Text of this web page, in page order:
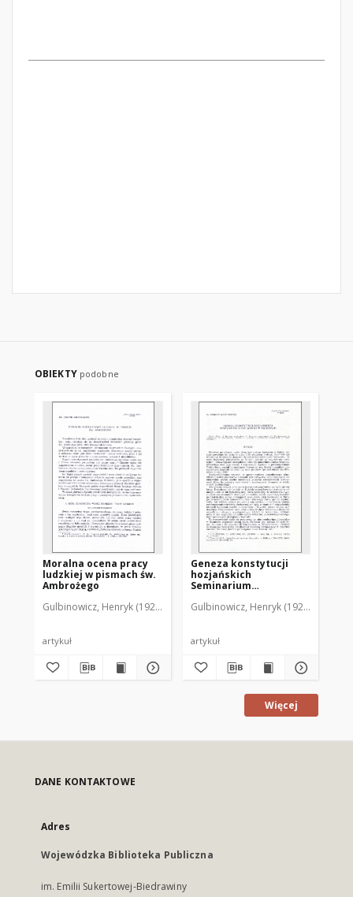
OBIEKTY podobne
Moralna ocena pracy
ludzkiej w pismach św.
Ambrożego
Gulbinowicz, Henryk (1923- )
artykuł
Geneza konstytucji
hozjańskich
Seminarium
Braniewie
Gulbinowicz, Henryk (1923- )
artykuł
Więcej
DANE KONTAKTOWE
Adres
Wojewódzka Biblioteka Publiczna
im. Emilii Sukertowej-Biedrawiny